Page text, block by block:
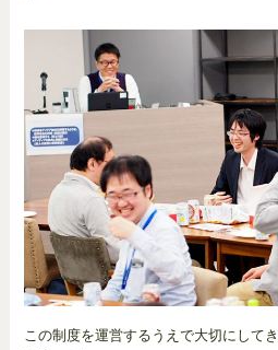
この制度を運営するうえで大切にして